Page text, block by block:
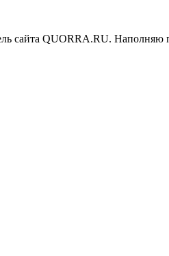
сайта QUORRA.RU. Наполняю